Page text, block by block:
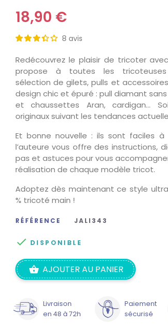
18,90 €
8 avis
Redécouvrez le plaisir de tricoter
propose à toutes les tricoteuses
sélection de gilets, pulls et
design chic et épuré : pull diamant
et chaussettes Aran, cardigan…
originaux suivant les tendances
Et bonne nouvelle : ils sont faciles
l’auteure vous offre des instructions,
pas et astuces pour vous
réalisation de chaque modèle tricot.
Adoptez dès maintenant ce style
% tricoté main !
RÉFÉRENCE JALI343
 DISPONIBLE
AJOUTER AU PANIER
Livraison
en 48 à 72h
Paiement
sécurisé